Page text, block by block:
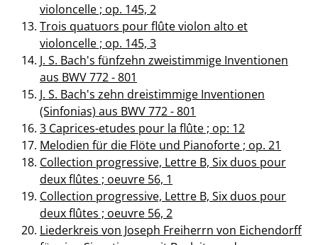
violoncelle ; op. 145, 2
Trois quatuors pour flûte violon alto et
violoncelle ; op. 145, 3
J. S. Bach's fünfzehn zweistimmige Inventionen
aus BWV 772 - 801
J. S. Bach's zehn dreistimmige Inventionen
(Sinfonias) aus BWV 772 - 801
3 Caprices-etudes pour la flûte ; op: 12
Melodien für die Flöte und Pianoforte ; op. 21
Collection progressive, Lettre B, Six duos pour
deux flûtes ; oeuvre 56, 1
Collection progressive, Lettre B, Six duos pour
deux flûtes ; oeuvre 56, 2
Liederkreis von Joseph Freiherrn von Eichendorff